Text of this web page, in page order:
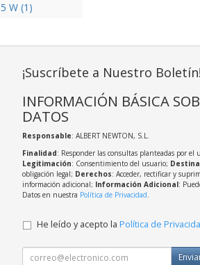
5 W (1)
¡Suscríbete a Nuestro Boletín!
INFORMACIÓN BÁSICA
DATOS
Responsable: ALBERT NEWTON, S.L.
Finalidad: Responder las consultas planteadas por
Legitimación: Consentimiento del usuario;
obligación legal; Derechos: Acceder, rectificar y
información adicional; Información Adicional:
Datos en nuestra Política de Privacidad.
He leído y acepto la Política de